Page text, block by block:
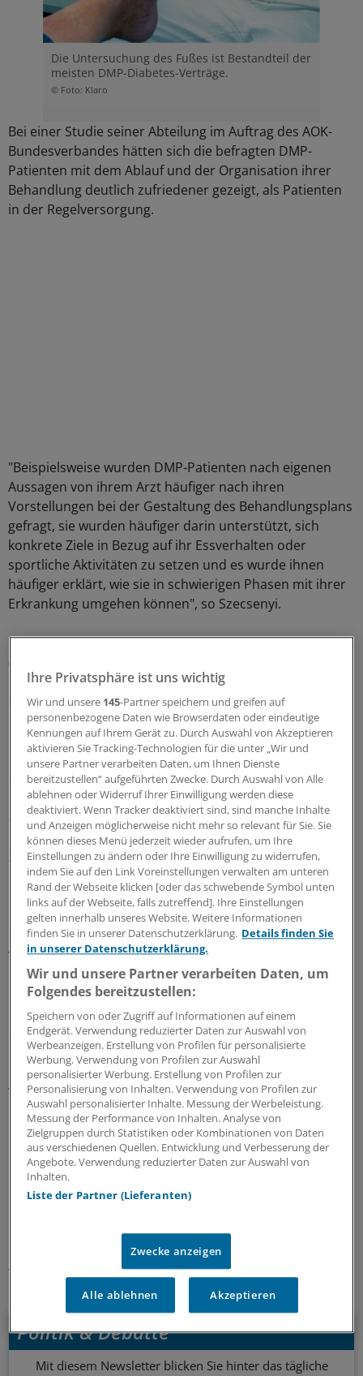
Die Untersuchung des Fußes ist Bestandteil der
meisten DMP-Diabetes-Verträge.
© Foto: Klaro
Bei einer Studie seiner Abteilung im Auftrag des AOK-
Bundesverbandes hätten sich die befragten DMP-
Patienten mit dem Ablauf und der Organisation ihrer
Behandlung deutlich zufriedener gezeigt, als Patienten
in der Regelversorgung.
"Beispielsweise wurden DMP-Patienten nach eigenen
Aussagen von ihrem Arzt häufiger nach ihren
Vorstellungen bei der Gestaltung des Behandlungsplans
gefragt, sie wurden häufiger darin unterstützt, sich
konkrete Ziele in Bezug auf ihr Essverhalten oder
sportliche Aktivitäten zu setzen und es wurde ihnen
häufiger erklärt, wie sie in schwierigen Phasen mit ihrer
Erkrankung umgehen können", so Szecsenyi.
Die genauen Ergebnisse der sogenannten ELSID-Studie
(Evaluation of a Large Scale Implementation of Disease
Management Programmes) kündigte er für Ende 2008
an.
In der ELSID-Studie werden derzeit unter anderem
Daten von 7800 Diabetikern, die in ein DMP
eingeschrieben sind und in 74 Hausarztpraxen in
Rheinland-Pfalz und Sachsen-Anhalt betreut werden,
ausgewertet.
Ziel der Studie von AOK und den Heidelberger
Medizinern ist es, die Behandlungsergebnisse eines
DMP im Vergleich zur Routinetherapie zu vergleichen.
Dazu wird unter anderem die Versorgung im DMP mit
den Daten von 12 800 Diabetikern aus 400 Praxen
verglichen, die nicht am Programm teilnehmen.
Um die genaue Sichtweise der Patienten zu erfassen,
befragten die Heidelberger Wissenschaftler zudem in
einer Teilstichprobe 865 DMP-Teilnehmer und 534 Nicht-
DMP-Teilnehmer unter anderem nach dem persönlichen
Erleben der Versorgungsqualität. Die Ergebnisse
wurden in einer Punkteskala von 1-5 zusammengefasst.
"DMP-Teilnehmer schätzten mit 3,21 von 5 möglichen
Punkten die Behandlung signifikant besser ein als Nicht-
DMP-Teilnehmer (2,86 Punkte)", so Szecsenyi.
Diabetes mellitus
Ihr Newsletter zum Thema
Politik & Debatte
Mit diesem Newsletter blicken Sie hinter das tägliche
Ihre Privatsphäre ist uns wichtig
Wir und unsere 145-Partner speichern und greifen auf
personenbezogene Daten wie Browserdaten oder eindeutige
Kennungen auf Ihrem Gerät zu. Durch Auswahl von Akzeptieren
aktivieren Sie Tracking-Technologien für die unter „Wir und
unsere Partner verarbeiten Daten, um Ihnen Dienste
bereitzustellen“ aufgeführten Zwecke. Durch Auswahl von Alle
ablehnen oder Widerruf Ihrer Einwilligung werden diese
deaktiviert. Wenn Tracker deaktiviert sind, sind manche Inhalte
und Anzeigen möglicherweise nicht mehr so relevant für Sie. Sie
können dieses Menü jederzeit wieder aufrufen, um Ihre
Einstellungen zu ändern oder Ihre Einwilligung zu widerrufen,
indem Sie auf den Link Voreinstellungen verwalten am unteren
Rand der Webseite klicken [oder das schwebende Symbol unten
links auf der Webseite, falls zutreffend]. Ihre Einstellungen
gelten innerhalb unseres Website. Weitere Informationen
finden Sie in unserer Datenschutzerklärung. Details finden Sie
in unserer Datenschutzerklärung.
Wir und unsere Partner verarbeiten Daten, um
Folgendes bereitzustellen:
Speichern von oder Zugriff auf Informationen auf einem
Endgerät. Verwendung reduzierter Daten zur Auswahl von
Werbeanzeigen. Erstellung von Profilen für personalisierte
Werbung. Verwendung von Profilen zur Auswahl
personalisierter Werbung. Erstellung von Profilen zur
Personalisierung von Inhalten. Verwendung von Profilen zur
Auswahl personalisierter Inhalte. Messung der Werbeleistung.
Messung der Performance von Inhalten. Analyse von
Zielgruppen durch Statistiken oder Kombinationen von Daten
aus verschiedenen Quellen. Entwicklung und Verbesserung der
Angebote. Verwendung reduzierter Daten zur Auswahl von
Inhalten.
Liste der Partner (Lieferanten)
Zwecke anzeigen
Alle ablehnen Akzeptieren